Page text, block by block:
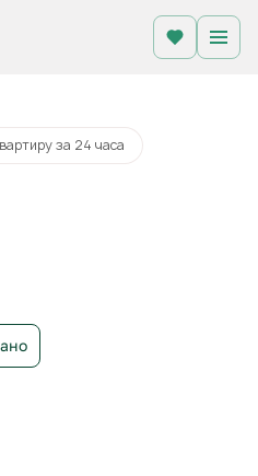
Цена по запросу
за 24 часа